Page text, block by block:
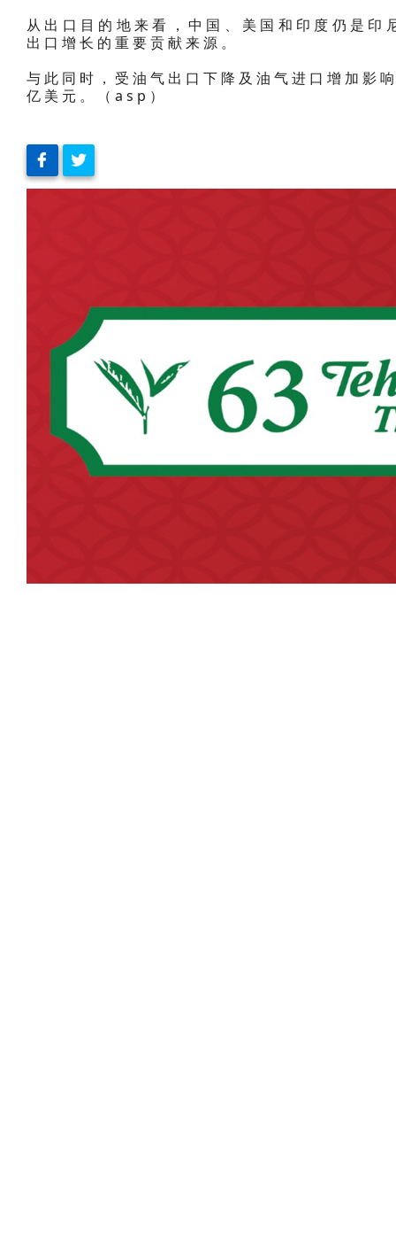
从出口目的地来看，中国、美国和印度仍是
出口增长的重要贡献来源。
与此同时，受油气出口下降及油气进口增加
亿美元。（asp）